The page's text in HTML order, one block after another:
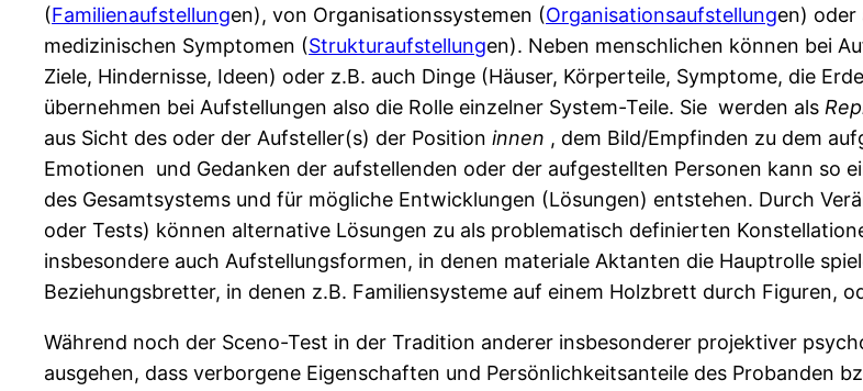
(Familienaufstellungen), von Organisationssystemen (Organisationsaufstellungen) oder
medizinischen Symptomen (Strukturaufstellungen). Neben menschlichen können bei
Ziele, Hindernisse, Ideen) oder z.B. auch Dinge (Häuser, Körperteile, Symptome, die
übernehmen bei Aufstellungen also die Rolle einzelner System-Teile. Sie werden als
aus Sicht des oder der Aufsteller(s) der Position innen , dem Bild/Empfinden zu dem
Emotionen und Gedanken der aufstellenden oder der aufgestellten Personen kann so
des Gesamtsystems und für mögliche Entwicklungen (Lösungen) entstehen. Durch
oder Tests) können alternative Lösungen zu als problematisch definierten
insbesondere auch Aufstellungsformen, in denen materiale Aktanten die Hauptrolle
Beziehungsbretter, in denen z.B. Familiensysteme auf einem Holzbrett durch Figuren,
Während noch der Sceno-Test in der Tradition anderer insbesonderer projektiver
ausgehen, dass verborgene Eigenschaften und Persönlichkeitsanteile des Probanden